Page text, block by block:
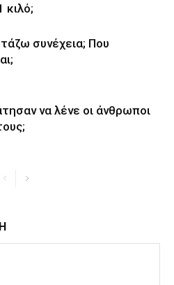
κιλό;
συνέχεια; Που
να λένε οι άνθρωποι